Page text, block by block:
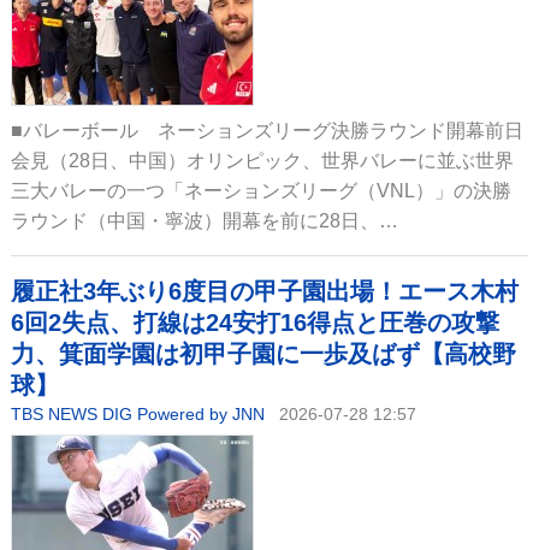
■バレーボール ネーションズリーグ決勝ラウンド開幕前日
会見（28日、中国）オリンピック、世界バレーに並ぶ世界
三大バレーの一つ「ネーションズリーグ（VNL）」の決勝
ラウンド（中国・寧波）開幕を前に28日、…
履正社3年ぶり6度目の甲子園出場！エース木村
6回2失点、打線は24安打16得点と圧巻の攻撃
力、箕面学園は初甲子園に一歩及ばず【高校野
球】
TBS NEWS DIG Powered by JNN 2026-07-28 12:57